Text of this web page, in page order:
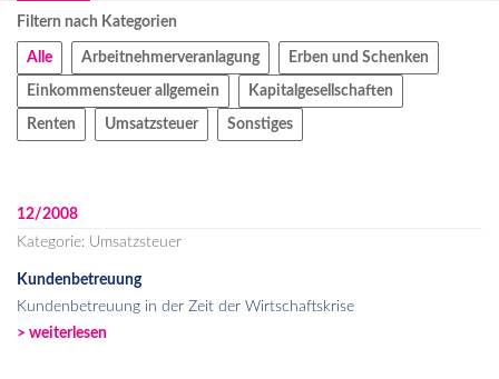
Filtern nach Kategorien
Alle Arbeitnehmerveranlagung Erben und Schenken
Einkommensteuer allgemein Kapitalgesellschaften
Renten Umsatzsteuer Sonstiges
12/2008
Kategorie: Umsatzsteuer
Kundenbetreuung
Kundenbetreuung in der Zeit der Wirtschaftskrise
> weiterlesen